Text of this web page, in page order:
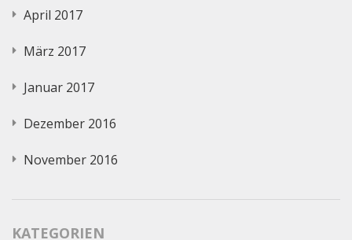
April 2017
März 2017
Januar 2017
Dezember 2016
November 2016
KATEGORIEN